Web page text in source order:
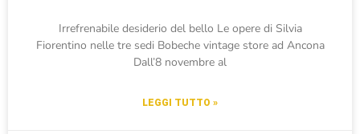
Irrefrenabile desiderio del bello Le opere di Silvia
Fiorentino nelle tre sedi Bobeche vintage store ad Ancona
Dall’8 novembre al
LEGGI TUTTO »